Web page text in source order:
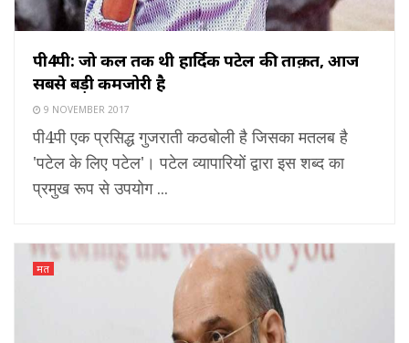
पी4पी: जो कल तक थी हार्दिक पटेल की ताक़त, आज
सबसे बड़ी कमजोरी है
9 NOVEMBER 2017
पी4पी एक प्रसिद्ध गुजराती कठबोली है जिसका मतलब है
'पटेल के लिए पटेल'। पटेल व्यापारियों द्वारा इस शब्द का
प्रमुख रूप से उपयोग ...
मत